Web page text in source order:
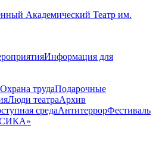
Информация для
Охрана трудаПодарочные
Люди театраАрхив
средаАнтитеррорФестиваль